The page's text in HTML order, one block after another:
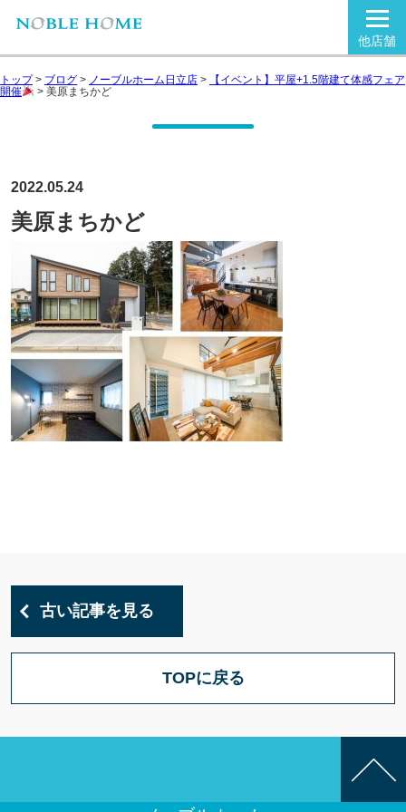
他店舗
トップ> ブログ > ノーブルホーム日立店 >
【イベント】平屋+1.5階建て体感フェア
開催
> 美原まちかど
2022.05.24
美原まちかど
古い記事を見る
TOPに戻る